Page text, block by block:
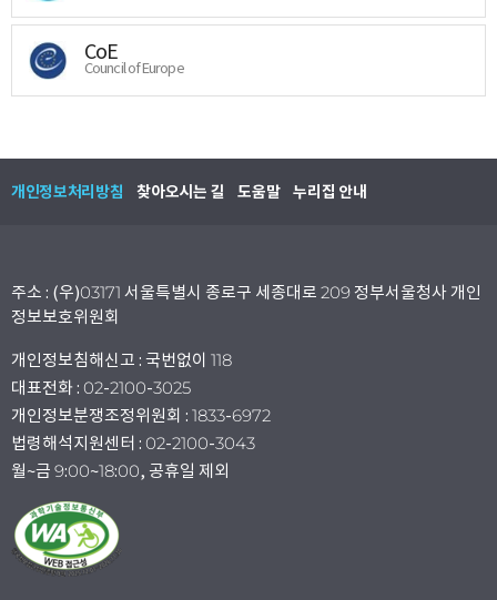
CoE
Council of Europe
개인정보처리방침 찾아오시는 길 도움말 누리집 안내
주소 : (우)03171 서울특별시 종로구 세종대로 209 정부서울청사 개인
정보보호위원회
개인정보침해신고 : 국번없이 118
대표전화 : 02-2100-3025
개인정보분쟁조정위원회 : 1833-6972
법령해석지원센터 : 02-2100-3043
월~금 9:00~18:00, 공휴일 제외